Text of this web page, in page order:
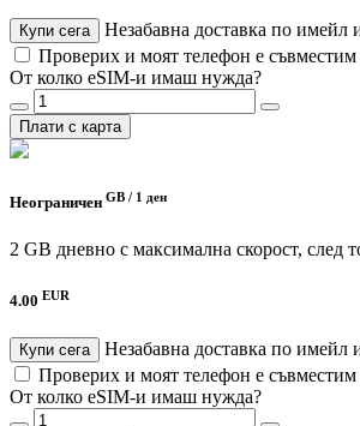
Купи сега
Незабавна доставка по имейл
Проверих и моят телефон е съвместим
От колко eSIM-и имаш нужда?
Плати с карта
Неограничен GB / 1 ден
2 GB дневно с максимална скорост, след
4.00 EUR
Купи сега
Незабавна доставка по имейл
Проверих и моят телефон е съвместим
От колко eSIM-и имаш нужда?